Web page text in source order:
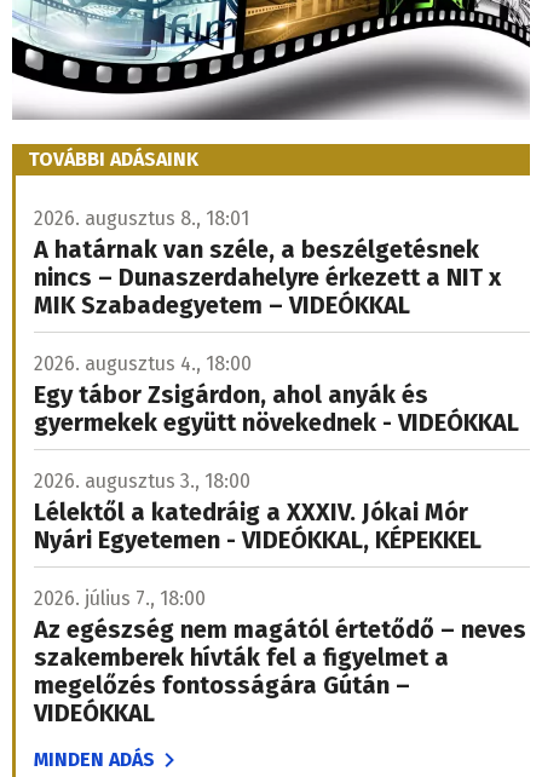
TOVÁBBI ADÁSAINK
2026. augusztus 8., 18:01
A határnak van széle, a beszélgetésnek
nincs – Dunaszerdahelyre érkezett a NIT x
MIK Szabadegyetem – VIDEÓKKAL
2026. augusztus 4., 18:00
Egy tábor Zsigárdon, ahol anyák és
gyermekek együtt növekednek - VIDEÓKKAL
2026. augusztus 3., 18:00
Lélektől a katedráig a XXXIV. Jókai Mór
Nyári Egyetemen - VIDEÓKKAL, KÉPEKKEL
2026. július 7., 18:00
Az egészség nem magától értetődő – neves
szakemberek hívták fel a figyelmet a
megelőzés fontosságára Gútán –
VIDEÓKKAL
MINDEN ADÁS